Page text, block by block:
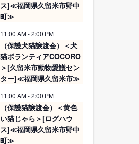
ス]≪福岡県久留米市野中
町≫
11:00 AM-2:00 PM
（保護犬猫譲渡会）＜犬
猫ボランティアCOCORO
＞[久留米市動物愛護セン
ター]≪福岡県久留米市≫
11:00 AM-2:00 PM
（保護猫譲渡会）＜黄色
い猫じゃら＞[ログハウ
ス]≪福岡県久留米市野中
町≫